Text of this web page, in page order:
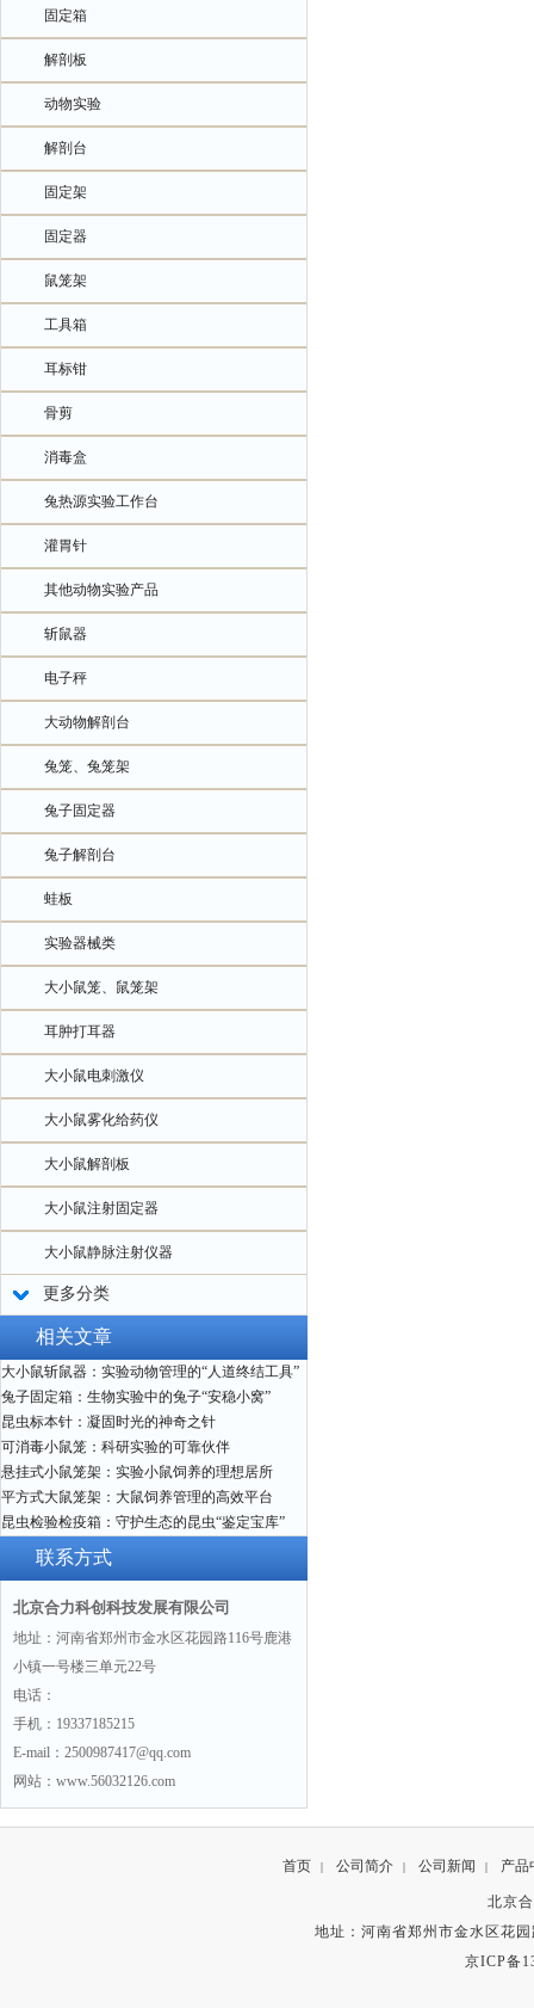
固定箱
解剖板
动物实验
解剖台
固定架
固定器
鼠笼架
工具箱
耳标钳
骨剪
消毒盒
兔热源实验工作台
灌胃针
其他动物实验产品
斩鼠器
电子秤
大动物解剖台
兔笼、兔笼架
兔子固定器
兔子解剖台
蛙板
实验器械类
大小鼠笼、鼠笼架
耳肿打耳器
大小鼠电刺激仪
大小鼠雾化给药仪
大小鼠解剖板
大小鼠注射固定器
大小鼠静脉注射仪器
更多分类
相关文章
大小鼠斩鼠器：实验动物管理的“人道终结工具”
兔子固定箱：生物实验中的兔子“安稳小窝”
昆虫标本针：凝固时光的神奇之针
可消毒小鼠笼：科研实验的可靠伙伴
悬挂式小鼠笼架：实验小鼠饲养的理想居所
平方式大鼠笼架：大鼠饲养管理的高效平台
昆虫检验检疫箱：守护生态的昆虫“鉴定宝库”
联系方式
北京合力科创科技发展有限公司
地址：河南省郑州市金水区花园路116号鹿港
小镇一号楼三单元22号
电话：
手机：19337185215
E-mail：2500987417@qq.com
网站：www.56032126.com
首页 | 公司简介 | 公司新闻 | 产品
北京
地址：河南省郑州市金水区花
京ICP备